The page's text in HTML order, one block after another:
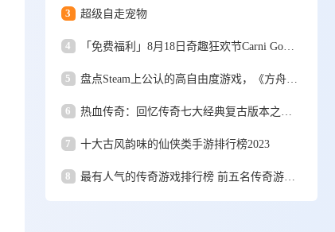
3 超级自走宠物
4 「免费福利」8月18日奇趣狂欢节Carni Go空降武汉，大型水上真人娱乐游戏一票通玩！
5 盘点Steam上公认的高自由度游戏，《方舟生存进化》的世界很奇幻
6 热血传奇：回忆传奇七大经典复古版本之（一）1.0版三英雄传说
7 十大古风韵味的仙侠类手游排行榜2023
8 最有人气的传奇游戏排行榜 前五名传奇游戏盘点2024